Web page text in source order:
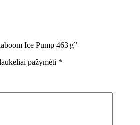
Ice Pump 463 g”
pažymėti *